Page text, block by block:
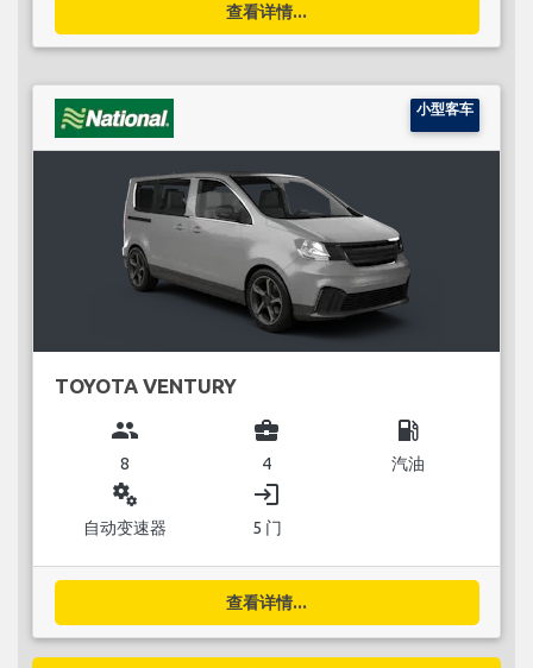
查看详情...
小型客车
TOYOTA VENTURY
group
8
business_center
4
local_gas_station
汽油
miscellaneous_services
自动变速器
login
5 门
查看详情...